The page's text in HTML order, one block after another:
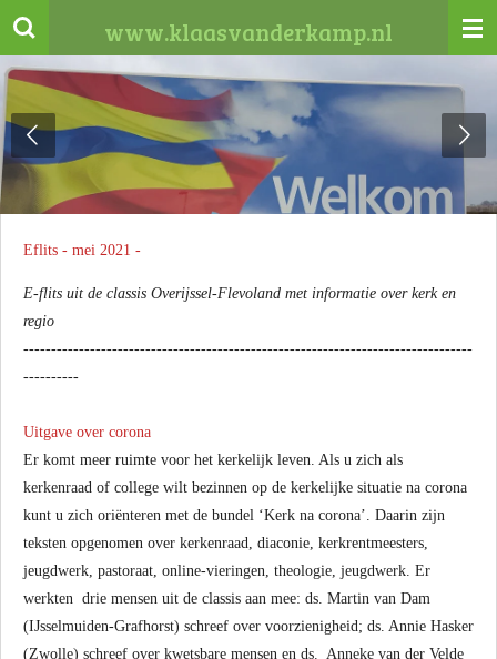
Ga
naar
hoofdinhoud
www.klaasvanderkamp.nl
Eflits - mei 2021 -
E-flits uit de classis Overijssel-Flevoland met informatie over kerk en
regio
---------------------------------------------------------------------------------
----------
Uitgave over corona
Er komt meer ruimte voor het kerkelijk leven. Als u zich als
kerkenraad of college wilt bezinnen op de kerkelijke situatie na corona
kunt u zich oriënteren met de bundel ‘Kerk na corona’. Daarin zijn
teksten opgenomen over kerkenraad, diaconie, kerkrentmeesters,
jeugdwerk, pastoraat, online-vieringen, theologie, jeugdwerk. Er
werkten drie mensen uit de classis aan mee: ds. Martin van Dam
(IJsselmuiden-Grafhorst) schreef over voorzienigheid; ds. Annie Hasker
(Zwolle) schreef over kwetsbare mensen en ds. Anneke van der Velde